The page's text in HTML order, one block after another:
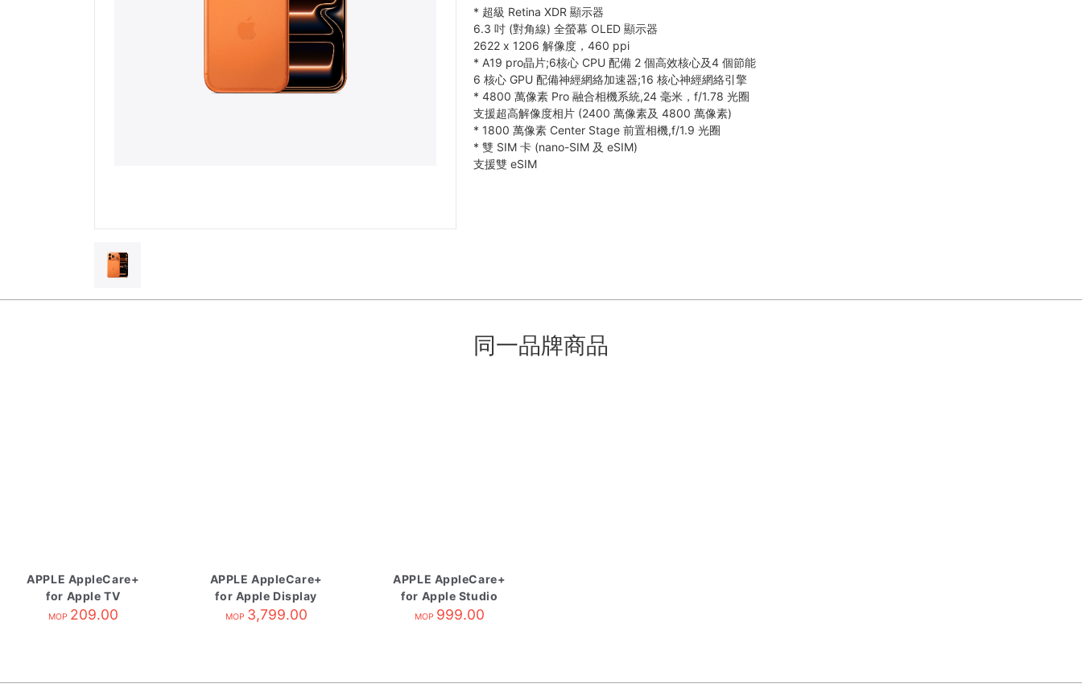
* 超級 Retina XDR 顯示器
6.3 吋 (對角線) 全螢幕 OLED 顯示器
2622 x 1206 解像度，460 ppi
* A19 pro晶片;6核心 CPU 配備 2 個高效核心及4 個節能
6 核心 GPU 配備神經網絡加速器;16 核心神經網絡引擎
* 4800 萬像素 Pro 融合相機系統,24 毫米，f/1.78 光圈
支援超高解像度相片 (2400 萬像素及 4800 萬像素)
* 1800 萬像素 Center Stage 前置相機,f/1.9 光圈
* 雙 SIM 卡 (nano-SIM 及 eSIM)
支援雙 eSIM
同一品牌商品
APPLE AppleCare+
for Apple TV
MOP 209.00
APPLE AppleCare+
for Apple Display
MOP 3,799.00
APPLE AppleCare+
for Apple Studio
Display
MOP 999.00